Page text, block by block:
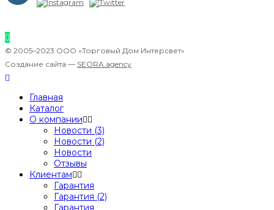
© 2005–2023 ООО «Торговый Дом Интерсвет»
Создание сайта — SEORA.agency
Главная
Каталог
О компании
Новости (3)
Новости (2)
Новости
Отзывы
Клиентам
Гарантия
Гарантия (2)
Гарантия